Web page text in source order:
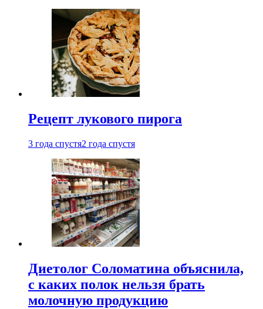
Рецепт лукового пирога
3 года спустя2 года спустя
Диетолог Соломатина объяснила,
с каких полок нельзя брать
молочную продукцию